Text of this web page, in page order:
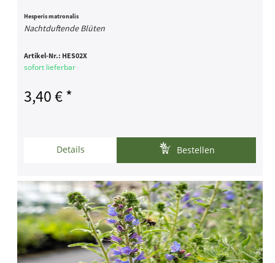
Hesperis matronalis
Nachtduftende Blüten
Artikel-Nr.: HES02X
sofort lieferbar
3,40 € *
Details Bestellen